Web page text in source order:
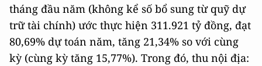
tháng đầu năm (không kể số bổ sung từ quỹ dự
trữ tài chính) ước thực hiện 311.921 tỷ đồng, đạt
80,69% dự toán năm, tăng 21,34% so với cùng
kỳ (cùng kỳ tăng 15,77%). Trong đó, thu nội địa: